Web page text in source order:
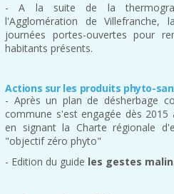
- A la suite de la
l'Agglomération de Villefranche,
journées portes-ouvertes pour
habitants présents.
Actions sur les produits phyto-
- Après un plan de désherbage
commune s'est engagée dès
en signant la Charte régionale
"objectif zéro phyto"
- Edition du guide les gestes